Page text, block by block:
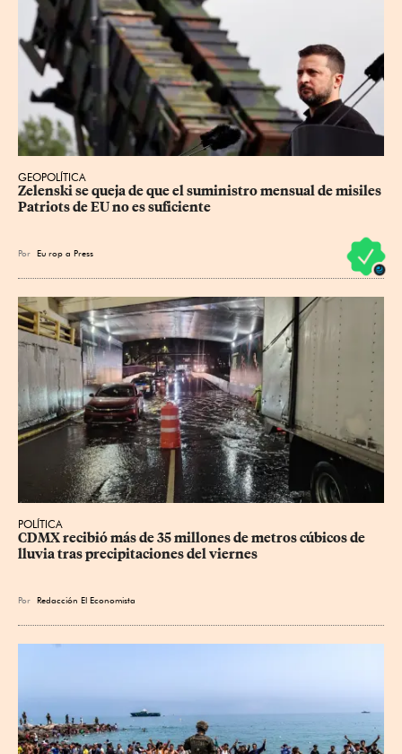
GEOPOLÍTICA
Zelenski se queja de que el suministro mensual de misiles
Patriots de EU no es suficiente
Por Eu rop a Press
POLÍTICA
CDMX recibió más de 35 millones de metros cúbicos de
lluvia tras precipitaciones del viernes
Por Redacción El Economista